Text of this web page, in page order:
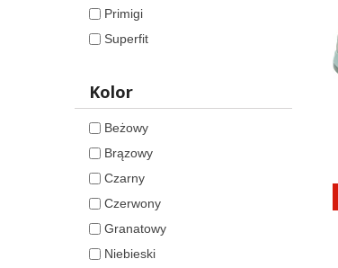
38
39
Primigi
Superfit
Kolor
Beżowy
Brązowy
Czarny
Czerwony
Granatowy
Niebieski